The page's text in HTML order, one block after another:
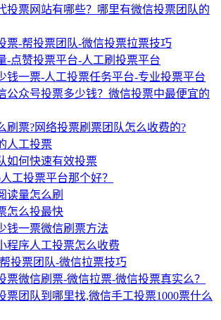
投票网站有哪些？哪里有微信投票团队的
票-帮投票团队-微信投票拉票技巧
-点赞投票平台-人工刷投票平台
钱一票-人工投票任务平台-专业投票平台
公众号投票多少钱？微信投票中最便宜的
刷票?网络投票刷票团队怎么收费的?
人工投票
如何快速有效投票
工投票平台那个好？
读量怎么刷
怎么投最快
钱一票微信刷票方法
程序人工投票怎么收费
投票团队-微信拉票技巧
票微信刷票-微信拉票-微信投票真实么？
票团队到哪里找,微信手工投票1000票什么